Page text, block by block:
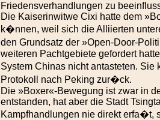
Friedensverhandlungen zu
Die Kaiserinwitwe Cixi hatte dem
k�nnen, weil sich die Alliierten
den Grundsatz der »Open-Door-
weiteren Pachtgebiete gefordert
System Chinas nicht antasteten.
Protokoll nach Peking zur�ck.
Die »Boxer«-Bewegung ist zwar in
entstanden, hat aber die Stadt
Kampfhandlungen nie direkt erfa�t,